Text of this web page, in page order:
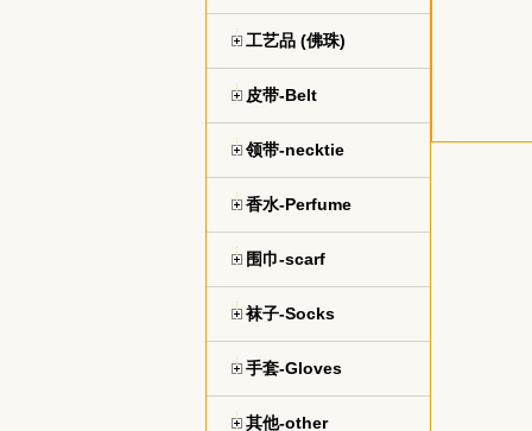
工艺品 (佛珠)
皮带-Belt
领带-necktie
香水-Perfume
围巾-scarf
袜子-Socks
手套-Gloves
其他-other